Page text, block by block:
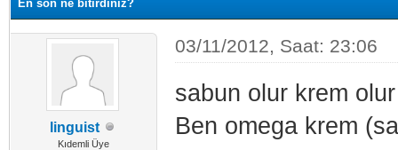
En son ne bitirdiniz?
linguist
Kıdemli Üye
03/11/2012, Saat: 23:06
sabun olur krem
Ben omega krem